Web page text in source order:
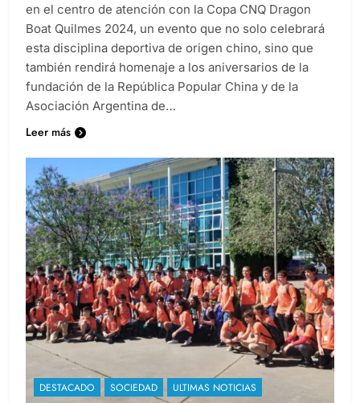
en el centro de atención con la Copa CNQ Dragon
Boat Quilmes 2024, un evento que no solo celebrará
esta disciplina deportiva de origen chino, sino que
también rendirá homenaje a los aniversarios de la
fundación de la República Popular China y de la
Asociación Argentina de…
Leer más
DESTACADO SOCIEDAD ULTIMAS NOTICIAS